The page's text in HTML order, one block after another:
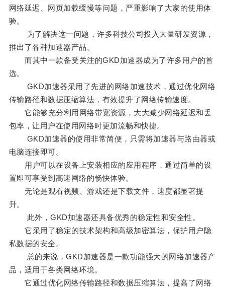
网络延迟、网页加载缓慢等问题，严重影响了大家的使用体
验。
为了解决这一问题，许多科技公司投入大量研发资源，
推出了各种加速器产品。
而其中一款备受关注的GKD加速器成为了许多用户的首
选。
GKD加速器采用了先进的网络加速技术，通过优化网络
传输路径和数据压缩算法，有效提升了网络传输速度。
它能够充分利用网络带宽资源，大大减少网络延迟和丢
包率，让用户在使用网络时更加流畅和快捷。
GKD加速器的使用非常简便，只需将加速器与路由器或
电脑连接即可。
用户可以在设备上安装相应的应用程序，通过简单的设
置即可享受到高速网络的畅快体验。
无论是观看视频、游戏还是下载文件，速度都显著提
升。
此外，GKD加速器还具备优秀的稳定性和安全性。
它采用了稳定的技术架构和高级加密算法，保护用户隐
私数据的安全。
总的来说，GKD加速器是一款功能强大的网络加速器产
品，适用于各类网络环境。
它通过优化网络传输路径和数据压缩算法，提高了网络